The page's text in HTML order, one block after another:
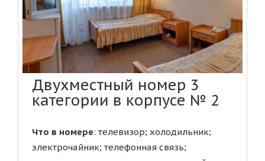
Двухместный номер 3
категории в корпусе № 2
Что в номере: телевизор; холодильник;
электрочайник; телефонная связь;